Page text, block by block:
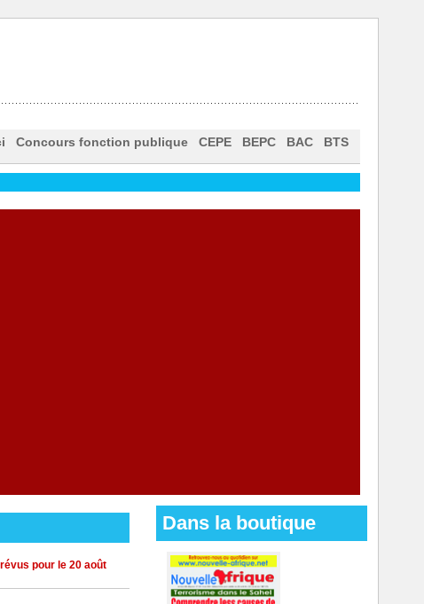
Concours fonction publique CEPE BEPC BAC BTS
pour le 20 août
Dans la boutique